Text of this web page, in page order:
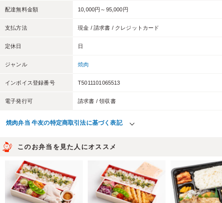
配達無料金額 10,000円～95,000円
支払方法 現金 / 請求書 / クレジットカード
定休日 日
ジャンル 焼肉
インボイス登録番号 T5011101065513
電子発行可 請求書 / 領収書
焼肉弁当 牛友の特定商取引法に基づく表記
このお弁当を見た人にオススメ